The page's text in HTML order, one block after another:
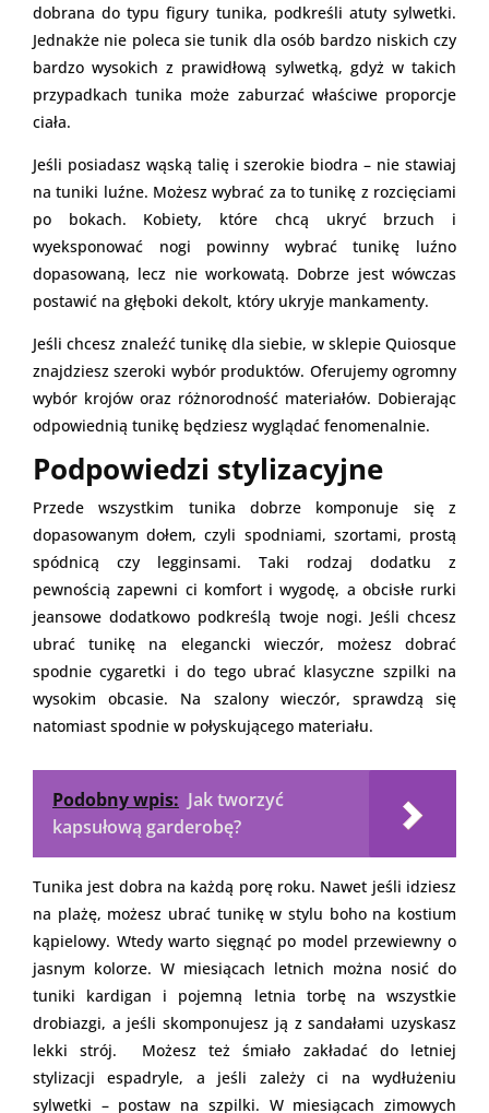
dobrana do typu figury tunika, podkreśli atuty sylwetki.
Jednakże nie poleca sie tunik dla osób bardzo niskich czy
bardzo wysokich z prawidłową sylwetką, gdyż w takich
przypadkach tunika może zaburzać właściwe proporcje
ciała.
Jeśli posiadasz wąską talię i szerokie biodra – nie stawiaj
na tuniki luźne. Możesz wybrać za to tunikę z rozcięciami
po bokach. Kobiety, które chcą ukryć brzuch i
wyeksponować nogi powinny wybrać tunikę luźno
dopasowaną, lecz nie workowatą. Dobrze jest wówczas
postawić na głęboki dekolt, który ukryje mankamenty.
Jeśli chcesz znaleźć tunikę dla siebie, w sklepie Quiosque
znajdziesz szeroki wybór produktów. Oferujemy ogromny
wybór krojów oraz różnorodność materiałów. Dobierając
odpowiednią tunikę będziesz wyglądać fenomenalnie.
Podpowiedzi stylizacyjne
Przede wszystkim tunika dobrze komponuje się z
dopasowanym dołem, czyli spodniami, szortami, prostą
spódnicą czy legginsami. Taki rodzaj dodatku z
pewnością zapewni ci komfort i wygodę, a obcisłe rurki
jeansowe dodatkowo podkreślą twoje nogi. Jeśli chcesz
ubrać tunikę na elegancki wieczór, możesz dobrać
spodnie cygaretki i do tego ubrać klasyczne szpilki na
wysokim obcasie. Na szalony wieczór, sprawdzą się
natomiast spodnie w połyskującego materiału.
Podobny wpis: Jak tworzyć
kapsułową garderobę?
Tunika jest dobra na każdą porę roku. Nawet jeśli idziesz
na plażę, możesz ubrać tunikę w stylu boho na kostium
kąpielowy. Wtedy warto sięgnąć po model przewiewny o
jasnym kolorze. W miesiącach letnich można nosić do
tuniki kardigan i pojemną letnia torbę na wszystkie
drobiazgi, a jeśli skomponujesz ją z sandałami uzyskasz
lekki strój. Możesz też śmiało zakładać do letniej
stylizacji espadryle, a jeśli zależy ci na wydłużeniu
sylwetki – postaw na szpilki. W miesiącach zimowych